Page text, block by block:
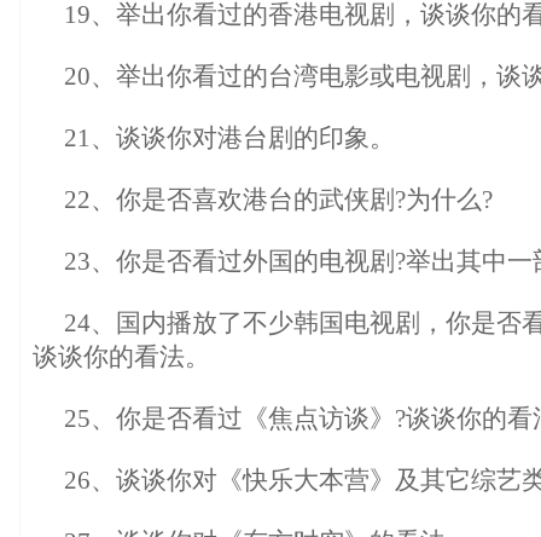
19、举出你看过的香港电视剧，谈谈你的
20、举出你看过的台湾电影或电视剧，谈
21、谈谈你对港台剧的印象。
22、你是否喜欢港台的武侠剧?为什么?
23、你是否看过外国的电视剧?举出其中
24、国内播放了不少韩国电视剧，你是否
谈谈你的看法。
25、你是否看过《焦点访谈》?谈谈你的看
26、谈谈你对《快乐大本营》及其它综艺